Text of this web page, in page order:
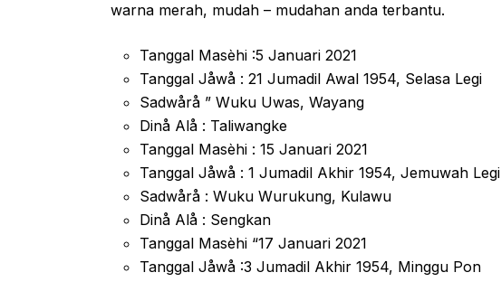
warna merah, mudah – mudahan anda terbantu.
Tanggal Masèhi :5 Januari 2021
Tanggal Jåwå : 21 Jumadil Awal 1954, Selasa Legi
Sadwårå ” Wuku Uwas, Wayang
Dinå Alå : Taliwangke
Tanggal Masèhi : 15 Januari 2021
Tanggal Jåwå : 1 Jumadil Akhir 1954, Jemuwah Legi
Sadwårå : Wuku Wurukung, Kulawu
Dinå Alå : Sengkan
Tanggal Masèhi “17 Januari 2021
Tanggal Jåwå :3 Jumadil Akhir 1954, Minggu Pon